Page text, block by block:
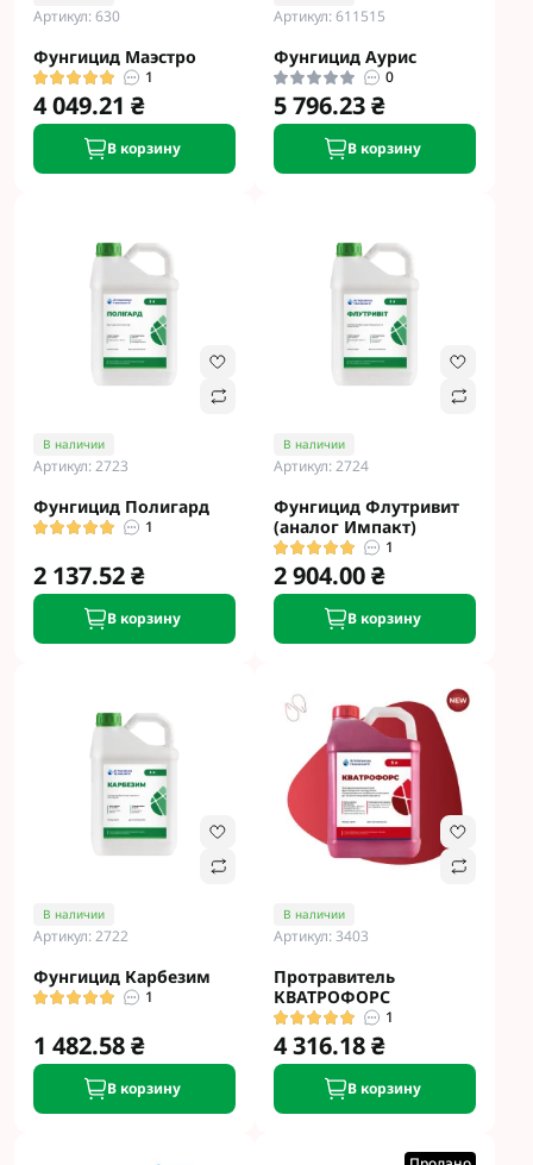
Артикул: 630
Фунгицид Маэстро
1
4 049.21 ₴
В корзину
Артикул: 611515
Фунгицид Аурис
0
5 796.23 ₴
В корзину
В наличии
Артикул: 2723
Фунгицид Полигард
1
2 137.52 ₴
В корзину
В наличии
Артикул: 2724
Фунгицид Флутривит
(аналог Импакт)
1
2 904.00 ₴
В корзину
В наличии
Артикул: 2722
Фунгицид Карбезим
1
1 482.58 ₴
В корзину
В наличии
Артикул: 3403
Протравитель
КВАТРОФОРС
1
4 316.18 ₴
В корзину